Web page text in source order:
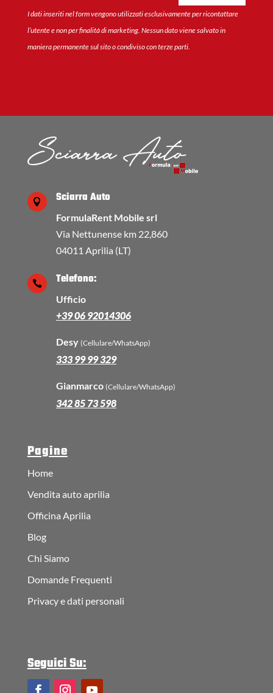
I dati inseriti nel form vengono utilizzati esclusivamente per ricontattare
l’utente e non per finalità di marketing. Nessun dato viene salvato in
maniera permanente sul sito o condiviso con terze parti.
 Sciarra Auto
FormulaRent Mobile srl
Via Nettunense km 22,860
04011 Aprilia (LT)
 Telefono:
Ufficio
+39 06 92014306
Desy (Cellulare/WhatsApp)
333 99 99 329
Gianmarco (Cellulare/WhatsApp)
342 85 73 598
Pagine
Home
Vendita auto aprilia
Officina Aprilia
Blog
Chi Siamo
Domande Frequenti
Privacy e dati personali
Seguici Su: